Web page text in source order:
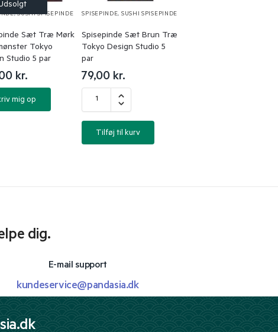
,SUSHI SPISEPINDE
Sæt Træ Mørk
Tokyo
Studio 5 par
kr.
mig op
SPISEPINDE, SUSHI SPISEPINDE
Spisepinde Sæt Brun Træ
Tokyo Design Studio 5
par
79,00 kr.
Tilføj til kurv
dig.
E-mail support
kundeservice@pandasia.dk